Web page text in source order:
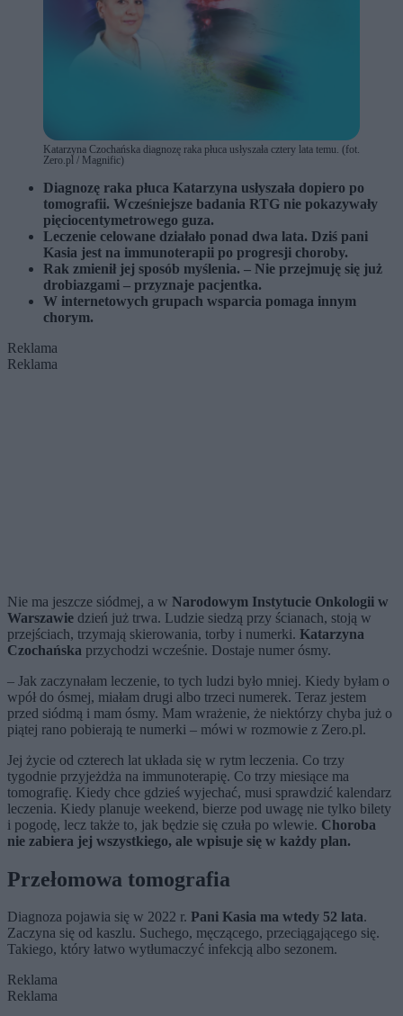
Katarzyna Czochańska diagnozę raka płuca usłyszała cztery lata temu. (fot.
Zero.pl / Magnific)
Diagnozę raka płuca Katarzyna usłyszała dopiero po
tomografii. Wcześniejsze badania RTG nie pokazywały
pięciocentymetrowego guza.
Leczenie celowane działało ponad dwa lata. Dziś pani
Kasia jest na immunoterapii po progresji choroby.
Rak zmienił jej sposób myślenia. – Nie przejmuję się już
drobiazgami – przyznaje pacjentka.
W internetowych grupach wsparcia pomaga innym
chorym.
Reklama
Reklama
Nie ma jeszcze siódmej, a w Narodowym Instytucie Onkologii w
Warszawie dzień już trwa. Ludzie siedzą przy ścianach, stoją w
przejściach, trzymają skierowania, torby i numerki. Katarzyna
Czochańska przychodzi wcześnie. Dostaje numer ósmy.
– Jak zaczynałam leczenie, to tych ludzi było mniej. Kiedy byłam o
wpół do ósmej, miałam drugi albo trzeci numerek. Teraz jestem
przed siódmą i mam ósmy. Mam wrażenie, że niektórzy chyba już o
piątej rano pobierają te numerki – mówi w rozmowie z Zero.pl.
Jej życie od czterech lat układa się w rytm leczenia. Co trzy
tygodnie przyjeżdża na immunoterapię. Co trzy miesiące ma
tomografię. Kiedy chce gdzieś wyjechać, musi sprawdzić kalendarz
leczenia. Kiedy planuje weekend, bierze pod uwagę nie tylko bilety
i pogodę, lecz także to, jak będzie się czuła po wlewie. Choroba
nie zabiera jej wszystkiego, ale wpisuje się w każdy plan.
Przełomowa tomografia
Diagnoza pojawia się w 2022 r. Pani Kasia ma wtedy 52 lata.
Zaczyna się od kaszlu. Suchego, męczącego, przeciągającego się.
Takiego, który łatwo wytłumaczyć infekcją albo sezonem.
Reklama
Reklama